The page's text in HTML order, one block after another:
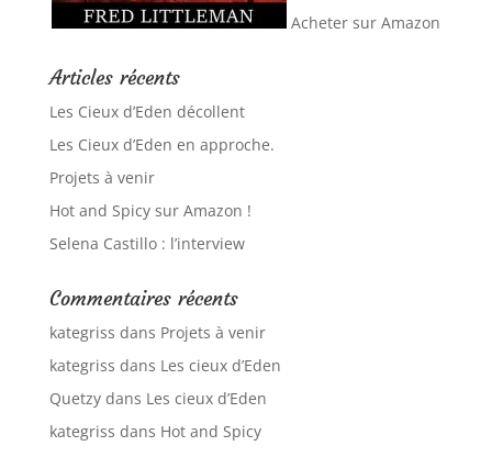
Acheter sur Amazon
Articles récents
Les Cieux d’Eden décollent
Les Cieux d’Eden en approche.
Projets à venir
Hot and Spicy sur Amazon !
Selena Castillo : l’interview
Commentaires récents
kategriss dans Projets à venir
kategriss dans Les cieux d’Eden
Quetzydans Les cieux d’Eden
kategriss dans Hot and Spicy